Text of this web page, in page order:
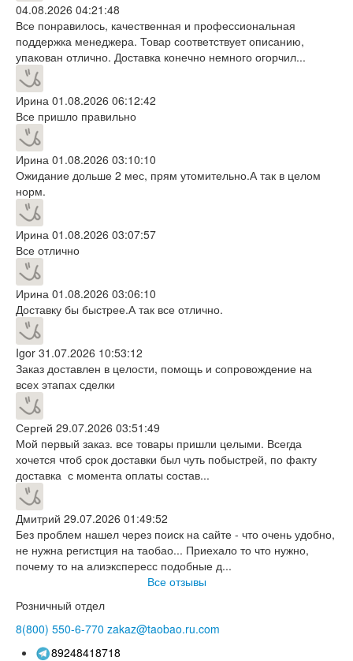
04.08.2026 04:21:48
Все понравилось, качественная и профессиональная
поддержка менеджера. Товар соответствует описанию,
упакован отлично. Доставка конечно немного огорчил...
Ирина 01.08.2026 06:12:42
Все пришло правильно
Ирина 01.08.2026 03:10:10
Ожидание дольше 2 мес, прям утомительно.А так в целом
норм.
Ирина 01.08.2026 03:07:57
Все отлично
Ирина 01.08.2026 03:06:10
Доставку бы быстрее.А так все отлично.
Igor 31.07.2026 10:53:12
Заказ доставлен в целости, помощь и сопровождение на
всех этапах сделки
Сергей 29.07.2026 03:51:49
Мой первый заказ. все товары пришли целыми. Всегда
хочется чтоб срок доставки был чуть побыстрей, по факту
доставка с момента оплаты состав...
Дмитрий 29.07.2026 01:49:52
Без проблем нашел через поиск на сайте - что очень удобно,
не нужна регистция на таобао... Приехало то что нужно,
почему то на алиэкспересс подобные д...
Все отзывы
Розничный отдел
8(800) 550-6-770 zakaz@taobao.ru.com
89248418718